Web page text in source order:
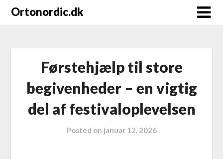
Ortonordic.dk
Førstehjælp til store
begivenheder – en vigtig
del af festivaloplevelsen
Posted on januar 12, 2026